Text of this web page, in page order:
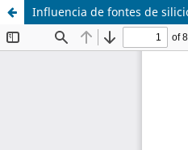
Influencia de fontes de